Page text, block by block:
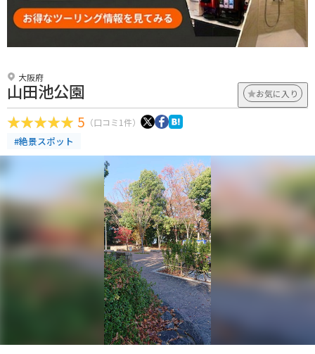
大阪府
山田池公園 お気に入り
5 （口コミ1件）
#絶景スポット